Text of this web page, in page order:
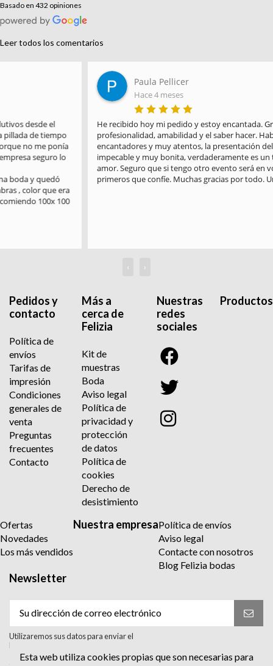
Basado en 432 opiniones
Leer todos los comentarios
Paula Pellicer
He recibido hoy mi pedido y estoy encantada. Gracias por la
profesionalidad, amabilidad y el saber hacer. Habéis sido
encantadores y muy atentos, la presentación del paquete es
impecable y muy bonita, verdaderamente es un trabajo hecho con
amor. Seguro que si tengo otro evento será en vosotros en los
primeros que confíe. Muchas gracias por todo. Un saludo
‹ ›
Pedidos y
contacto
Política de
envíos
Tarifas de
impresión
Condiciones
generales de
venta
Preguntas
frecuentes
Contacto
Más a
cerca de
Felizia
Kit de
muestras
Boda
Aviso legal
Política de
privacidad y
protección
de datos
Política de
cookies
Derecho de
desistimiento
Nuestras
redes
sociales
Productos
Ofertas
Novedades
Los más vendidos
Nuestra empresaPolítica de envíos
Aviso legal
Contacte con nosotros
Blog Felizia bodas
Newsletter
Utilizaremos sus datos para enviar el
boletín informativo. Para más información
sobre el tratamiento y sus derechos,
consulte la política de privacidad.
Esta web utiliza cookies propias que son necesarias para